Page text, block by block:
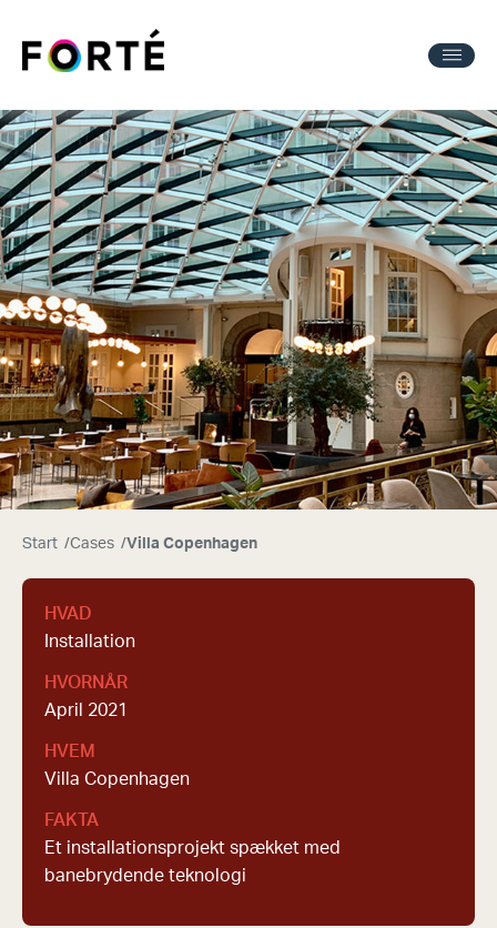
Start /Cases /Villa Copenhagen
HVAD
Installation
HVORNÅR
April 2021
HVEM
Villa Copenhagen
FAKTA
Et installationsprojekt spækket med
banebrydende teknologi